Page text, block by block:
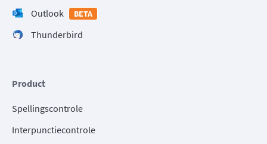
Outlook
BETA
Thunderbird
Product
Spellingscontrole
Interpunctiecontrole